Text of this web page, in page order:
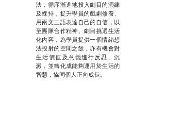
法，循序漸進地投入劇目的演練
及綵排，提升學員的戲劇修養、
用兩文三語表達自己的自信，以
至團隊合作精神。劇目挑選生活
化內容，為學員提供一個情緒想
法投射的空間之餘，亦有機會對
生活價值及意義進行反思、沉
澱，並轉化成能夠運用於生活的
智慧，協同個人正向成長。